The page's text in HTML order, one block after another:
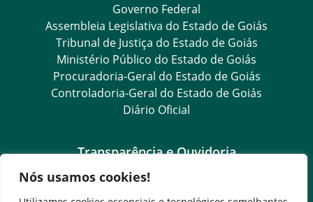
Nós usamos cookies!
Governo Federal
Assembleia Legislativa do Estado de Goiás
Tribunal de Justiça do Estado de Goiás
Ministério Público do Estado de Goiás
Procuradoria-Geral do Estado de Goiás
Controladoria-Geral do Estado de Goiás
Diário Oficial
Transparência e Ouvidoria
LGPD